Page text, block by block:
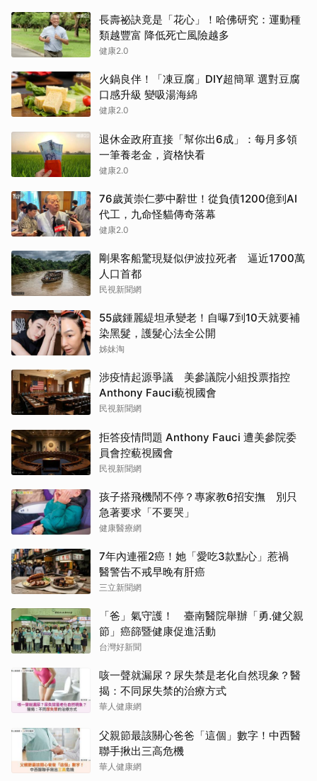
長壽祕訣竟是「花心」！哈佛研究：運動種
類越豐富 降低死亡風險越多
健康2.0
火鍋良伴！「凍豆腐」DIY超簡單 選對豆腐
口感升級 變吸湯海綿
健康2.0
退休金政府直接「幫你出6成」：每月多領
一筆養老金，資格快看
健康2.0
76歲黃崇仁夢中辭世！從負債1200億到AI
代工，九命怪貓傳奇落幕
健康2.0
剛果客船驚現疑似伊波拉死者 逼近1700萬
人口首都
民視新聞網
55歲鍾麗緹坦承變老！自曝7到10天就要補
染黑髮，護髮心法全公開
姊妹淘
涉疫情起源爭議 美參議院小組投票指控
Anthony Fauci藐視國會
民視新聞網
拒答疫情問題 Anthony Fauci 遭美參院委
員會控藐視國會
民視新聞網
孩子搭飛機鬧不停？專家教6招安撫 別只
急著要求「不要哭」
健康醫療網
7年內連罹2癌！她「愛吃3款點心」惹禍
醫警告不戒早晚有肝癌
三立新聞網
「爸」氣守護！ 臺南醫院舉辦「勇.健父親
節」癌篩暨健康促進活動
台灣好新聞
咳一聲就漏尿？尿失禁是老化自然現象？醫
揭：不同尿失禁的治療方式
華人健康網
父親節最該關心爸爸「這個」數字！中西醫
聯手揪出三高危機
華人健康網